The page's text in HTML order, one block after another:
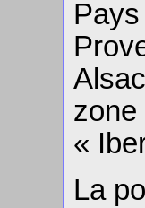
zone
«
La